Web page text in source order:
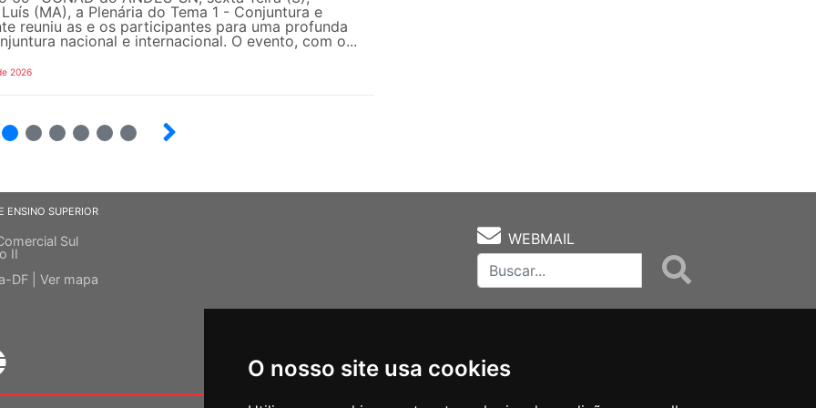
O nosso site usa cookies
(MA), a Plenária do Tema 1 - Conjuntura e
reuniu as e os participantes para uma profunda
nacional e internacional. O evento, com o...
2026
ENSINO SUPERIOR
Sul
II
DF | Ver mapa
WEBMAIL